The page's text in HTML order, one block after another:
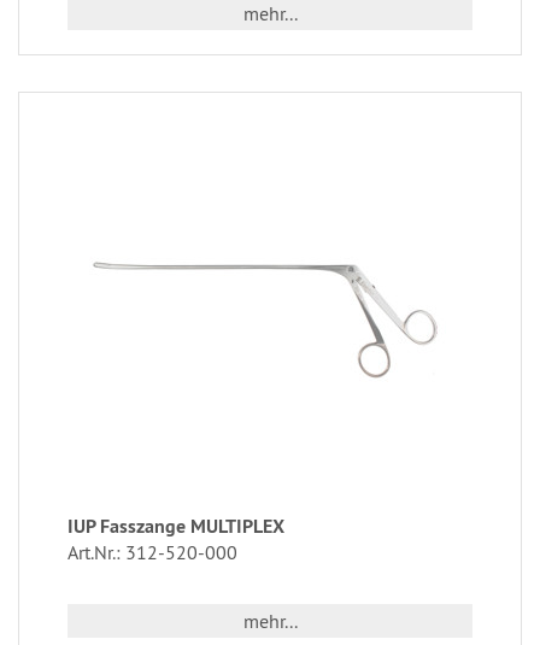
mehr...
IUP Fasszange MULTIPLEX
Art.Nr.: 312-520-000
mehr...